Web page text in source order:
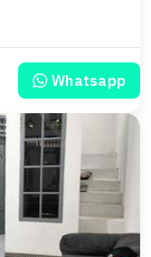
Whatsapp